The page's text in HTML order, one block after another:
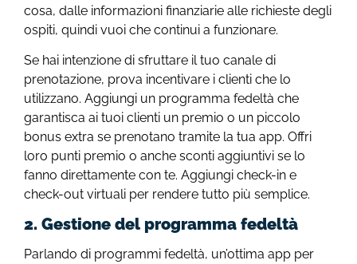
cosa, dalle informazioni finanziarie alle richieste degli
ospiti, quindi vuoi che continui a funzionare.
Se hai intenzione di sfruttare il tuo canale di
prenotazione, prova incentivare i clienti che lo
utilizzano. Aggiungi un programma fedeltà che
garantisca ai tuoi clienti un premio o un piccolo
bonus extra se prenotano tramite la tua app. Offri
loro punti premio o anche sconti aggiuntivi se lo
fanno direttamente con te. Aggiungi check-in e
check-out virtuali per rendere tutto più semplice.
2. Gestione del programma fedeltà
Parlando di programmi fedeltà, un’ottima app per